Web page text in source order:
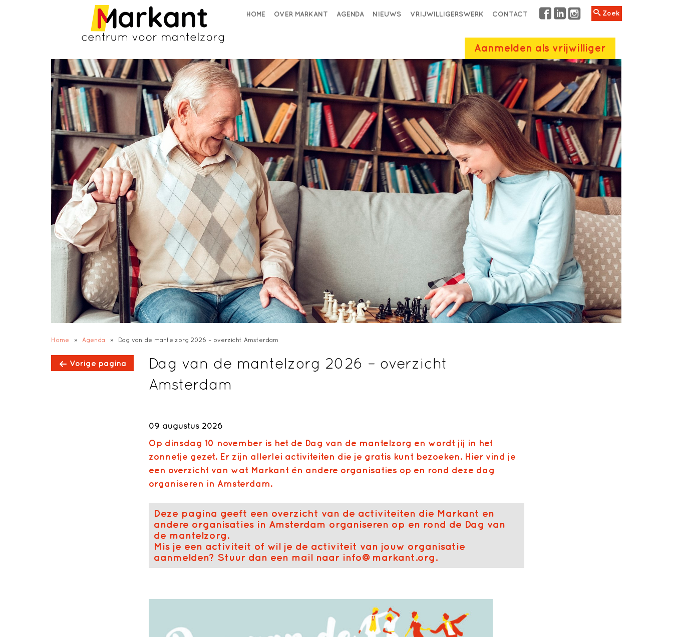
HOME OVER MARKANT AGENDA NIEUWS VRIJWILLIGERSWERK CONTACT Zoek
Aanmelden als vrijwilliger
Home » Agenda » Dag van de mantelzorg 2026 – overzicht Amsterdam
Vorige pagina
Dag van de mantelzorg 2026 – overzicht
Amsterdam
09 augustus 2026
Op dinsdag 10 november is het de Dag van de mantelzorg en wordt jij in het
zonnetje gezet. Er zijn allerlei activiteiten die je gratis kunt bezoeken. Hier vind je
een overzicht van wat Markant én andere organisaties op en rond deze dag
organiseren in Amsterdam.
Deze pagina geeft een overzicht van de activiteiten die Markant en
andere organisaties in Amsterdam organiseren op en rond de Dag van
de mantelzorg.
Mis je een activiteit of wil je de activiteit van jouw organisatie
aanmelden? Stuur dan een mail naar info@markant.org.